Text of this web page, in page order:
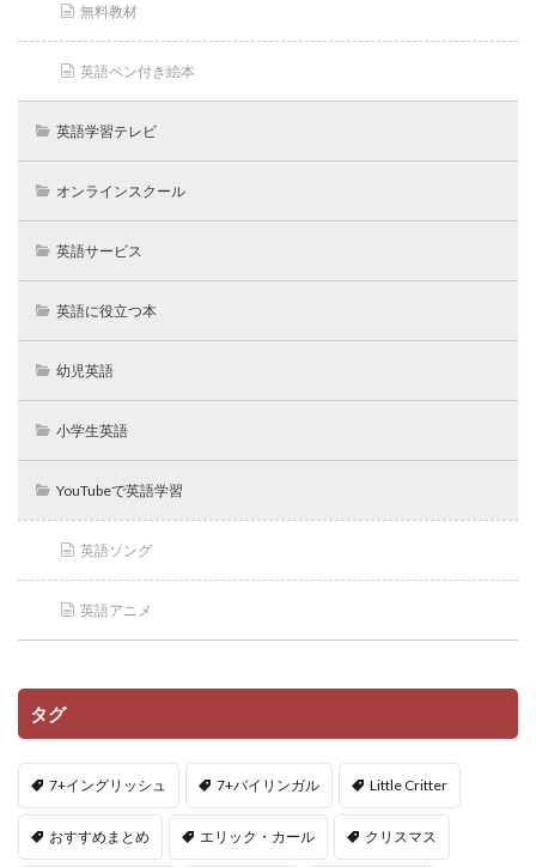
無料教材
英語ペン付き絵本
英語学習テレビ
オンラインスクール
英語サービス
英語に役立つ本
幼児英語
小学生英語
YouTubeで英語学習
英語ソング
英語アニメ
タグ
7+イングリッシュ 7+バイリンガル Little Critter
おすすめまとめ エリック・カール クリスマス